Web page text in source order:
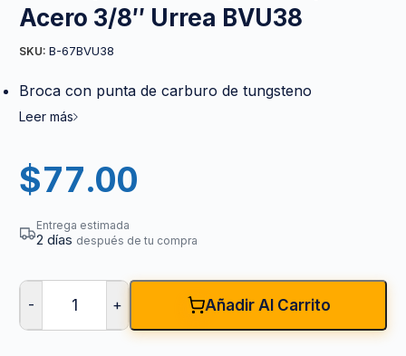
Acero 3/8″ Urrea BVU38
SKU: B-67BVU38
Broca con punta de carburo de tungsteno
Leer más
$77.00
Entrega estimada
2 días después de tu compra
- + Añadir Al Carrito